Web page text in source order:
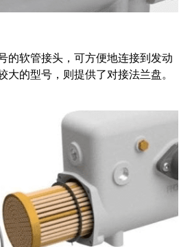
的软管接头，可方便地连接到发动
大的型号，则提供了对接法兰盘。